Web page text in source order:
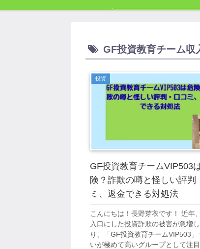
GF投資教育チーム収
投資
GF投資教育チームVIP503
険？詐欺の噂と怪しい評判
ミ、返金できる対処法
こんにちは！長野芽衣です！ 近年
入口にした投資詐欺の被害が急増
り、「GF投資教育チームVIP503」
いが極めて高いグループとして注目